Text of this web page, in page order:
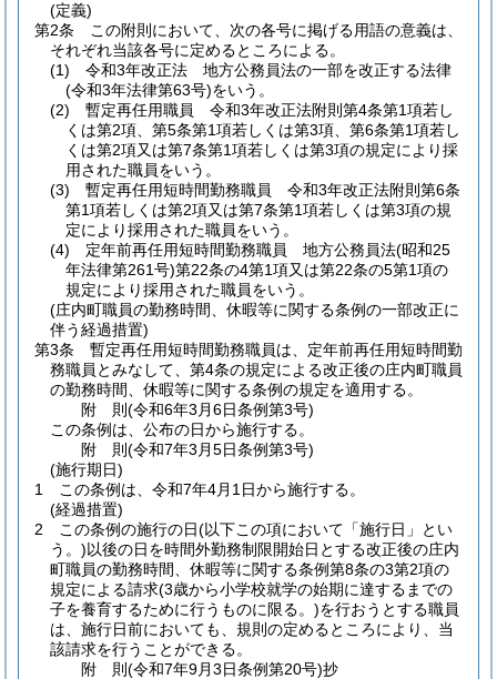
(定義)
第2条
この附則において、次の各号に掲げる用語の意義は、
それぞれ当該各号に定めるところによる。
(1)
令和3年改正法 地方公務員法の一部を改正する法律
(令和3年法律第63号)をいう。
(2)
暫定再任用職員 令和3年改正法附則第4条第1項若し
くは第2項、第5条第1項若しくは第3項、第6条第1項若し
くは第2項又は第7条第1項若しくは第3項の規定により採
用された職員をいう。
(3)
暫定再任用短時間勤務職員 令和3年改正法附則第6条
第1項若しくは第2項又は第7条第1項若しくは第3項の規
定により採用された職員をいう。
(4)
定年前再任用短時間勤務職員 地方公務員法(昭和25
年法律第261号)第22条の4第1項又は第22条の5第1項の
規定により採用された職員をいう。
(庄内町職員の勤務時間、休暇等に関する条例の一部改正に
伴う経過措置)
第3条
暫定再任用短時間勤務職員は、定年前再任用短時間勤
務職員とみなして、第4条の規定による改正後の庄内町職員
の勤務時間、休暇等に関する条例の規定を適用する。
附 則(令和6年3月6日条例第3号)
この条例は、公布の日から施行する。
附 則(令和7年3月5日条例第3号)
(施行期日)
1
この条例は、令和7年4月1日から施行する。
(経過措置)
2
この条例の施行の日(以下この項において「施行日」とい
う。)以後の日を時間外勤務制限開始日とする改正後の庄内
町職員の勤務時間、休暇等に関する条例第8条の3第2項の
規定による請求(3歳から小学校就学の始期に達するまでの
子を養育するために行うものに限る。)を行おうとする職員
は、施行日前においても、規則の定めるところにより、当
該請求を行うことができる。
附 則(令和7年9月3日条例第20号)抄